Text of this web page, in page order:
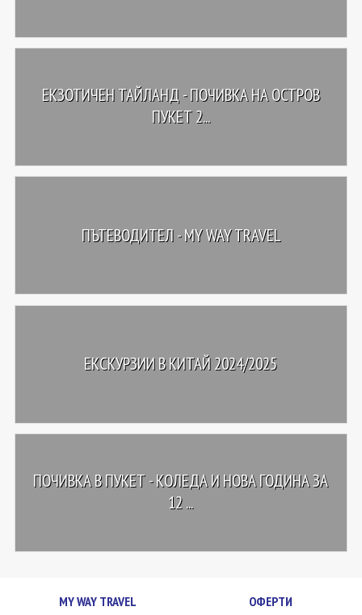
ЕКЗОТИЧЕН ТАЙЛАНД - ПОЧИВКА НА ОСТРОВ
ПУКЕТ 2...
ПЪТЕВОДИТЕЛ - MY WAY TRAVEL
ЕКСКУРЗИИ В КИТАЙ 2024/2025
ПОЧИВКА В ПУКЕТ - КОЛЕДА И НОВА ГОДИНА ЗА
12 ...
MY WAY TRAVEL ОФЕРТИ